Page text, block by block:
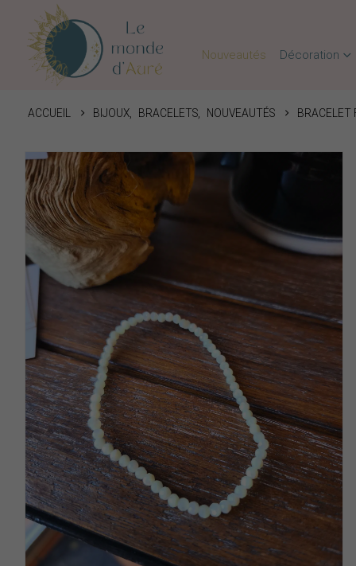
Nouveautés Décoration
ACCUEIL BIJOUX BRACELETS NOUVEAUTÉS BRACELET